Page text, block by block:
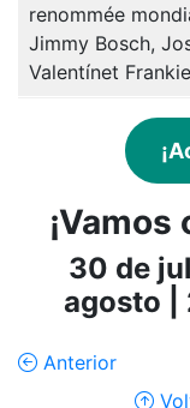
renommée
Jimmy Bosch,
Valentínet
¡Vamos
30 de
agosto |
Anterior